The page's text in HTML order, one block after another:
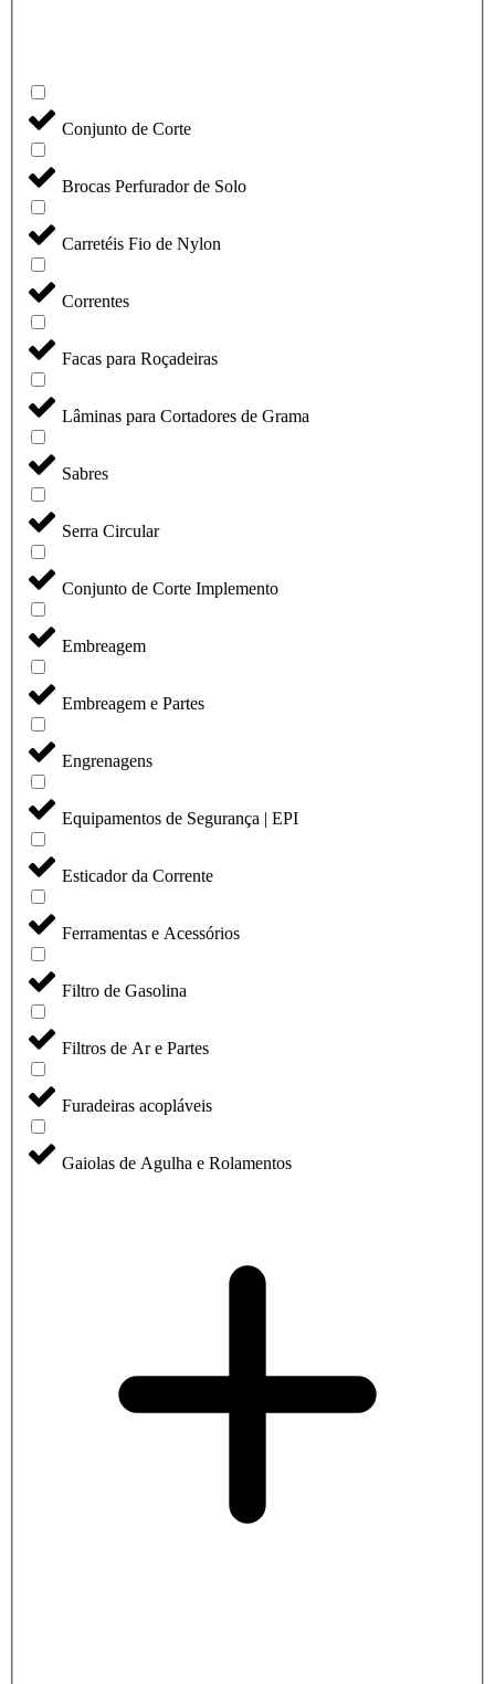
Conjunto de Corte
Brocas Perfurador de Solo
Carretéis Fio de Nylon
Correntes
Facas para Roçadeiras
Lâminas para Cortadores de Grama
Sabres
Serra Circular
Conjunto de Corte Implemento
Embreagem
Embreagem e Partes
Engrenagens
Equipamentos de Segurança | EPI
Esticador da Corrente
Ferramentas e Acessórios
Filtro de Gasolina
Filtros de Ar e Partes
Furadeiras acopláveis
Gaiolas de Agulha e Rolamentos